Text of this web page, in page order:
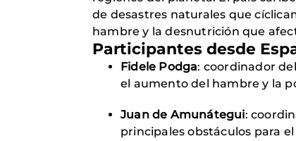
de desastres naturales que
hambre y la desnutrición que
Participantes desde
Fidele Podga: coordinador
el aumento del hambre y la
Juan de Amunátegui:
principales obstáculos para